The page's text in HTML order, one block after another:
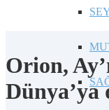
Orion,
Dünya’ya